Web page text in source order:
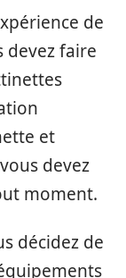
de
devez faire
et
devez
moment.
décidez de